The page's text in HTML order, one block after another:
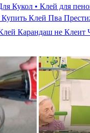
Кукол • Клей для
Клей Пва
Карандаш не Клеит